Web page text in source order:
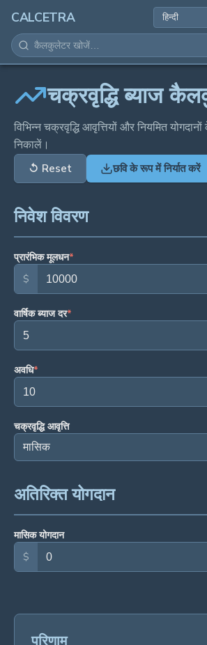
CALCETRA
गणित
रूपांतरण
विज्ञान
दैनिक
अन्य टूल
चक्रवृद्धि ब्याज
विभिन्न चक्रवृद्धि आवृत्तियों और नियमित
निकालें।
↺ Reset छवि के रूप में निर्यात करें
निवेश विवरण
प्रारंभिक मूलधन*
$
वार्षिक ब्याज दर*
अवधि*
चक्रवृद्धि आवृत्ति
अतिरिक्त योगदान
मासिक योगदान
$